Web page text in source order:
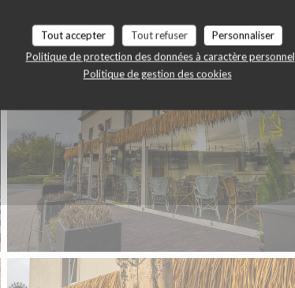
Tout accepter Tout refuser
Personnaliser
Politique de protection des données à caractère personnel
Politique de gestion des cookies